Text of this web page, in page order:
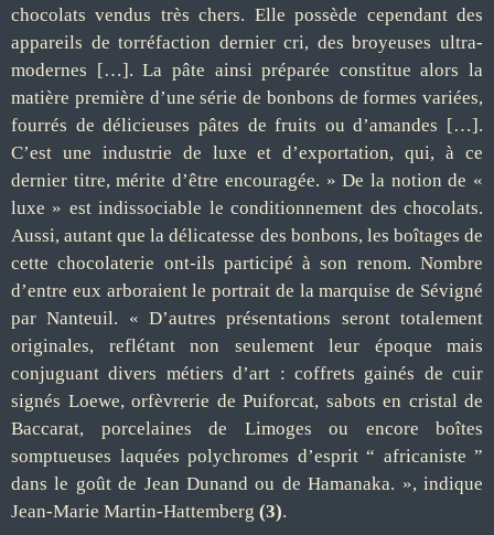
chocolats vendus très chers. Elle possède cependant des
appareils de torréfaction dernier cri, des broyeuses ultra-
modernes […]. La pâte ainsi préparée constitue alors la
matière première d’une série de bonbons de formes variées,
fourrés de délicieuses pâtes de fruits ou d’amandes […].
C’est une industrie de luxe et d’exportation, qui, à ce
dernier titre, mérite d’être encouragée. » De la notion de «
luxe » est indissociable le conditionnement des chocolats.
Aussi, autant que la délicatesse des bonbons, les boîtages de
cette chocolaterie ont-ils participé à son renom. Nombre
d’entre eux arboraient le portrait de la marquise de Sévigné
par Nanteuil. « D’autres présentations seront totalement
originales, reflétant non seulement leur époque mais
conjuguant divers métiers d’art : coffrets gainés de cuir
signés Loewe, orfèvrerie de Puiforcat, sabots en cristal de
Baccarat, porcelaines de Limoges ou encore boîtes
somptueuses laquées polychromes d’esprit “ africaniste ”
dans le goût de Jean Dunand ou de Hamanaka. », indique
Jean-Marie Martin-Hattemberg (3).